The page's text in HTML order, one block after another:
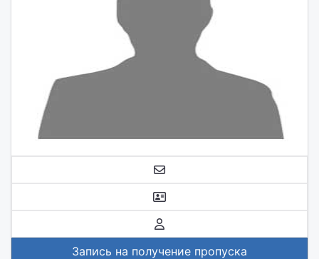
Запись на получение пропуска